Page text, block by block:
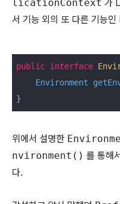
licationContext 가
서 기능 외의 또 다른 기능
public interface
Environment
}
위에서 설명한
nvironment() 를 통해
다.